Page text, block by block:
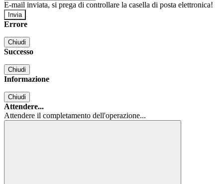
E-mail inviata, si prega di controllare la casella di posta elettronica!
Errore
Chiudi
Successo
Chiudi
Informazione
Chiudi
Attendere...
Attendere il completamento dell'operazione...